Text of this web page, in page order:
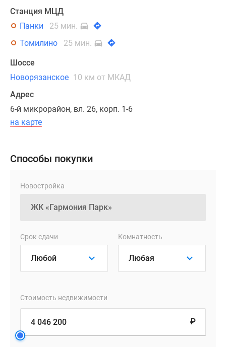
В
ЖК
представлено
планировок
квартир
площадью
от
16.97
до
Можно
как
улучшенную
планировку.
Квартиры
сдаются
отделки,
корпусах
4-
Станция МЦД
Панки
25 мин.
Томилино
25 мин.
Шоссе
Новорязанское 10 км от МКАД
Адрес
6-й микрорайон, вл. 26, корп. 1-6
на карте
Способы покупки
Новостройка
Срок сдачи Комнатность
Стоимость недвижимости
₽